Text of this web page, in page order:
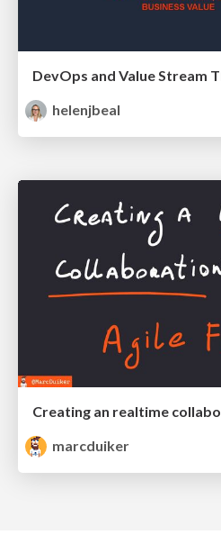
helenjbeal
marcduiker